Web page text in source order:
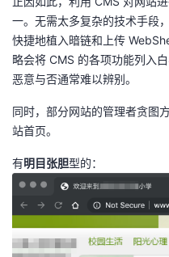
页
开
者
我
的
博
我
的
我
一。无需太多复杂的技术手段
快捷地植入暗链和上传
略会将 CMS 的各项功能列入
恶意与否通常难以辨别。
同时，部分网站的管理者贪图
站首页。
有明目张胆型的：